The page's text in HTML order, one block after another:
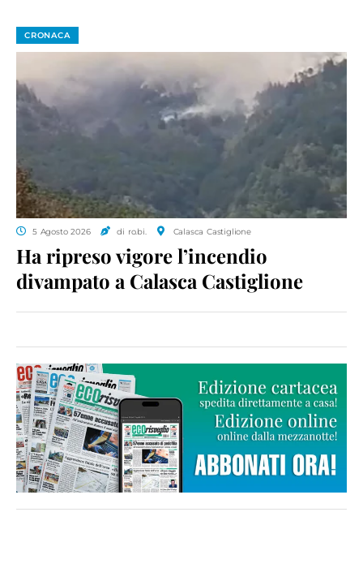
CRONACA
5 Agosto 2026 di ro.bi. Calasca Castiglione
Ha ripreso vigore l’incendio
divampato a Calasca Castiglione